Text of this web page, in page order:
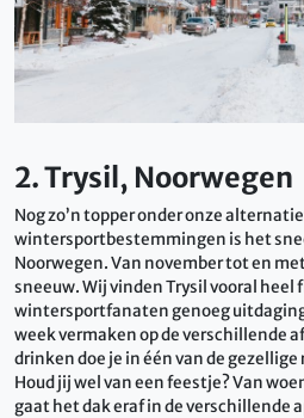
2. Trysil, Noorwegen
Nog zo’n topper onder onze
wintersportbestemmingen is het
Noorwegen. Van november tot en
sneeuw. Wij vinden Trysil vooral heel
wintersportfanaten genoeg
week vermaken op de verschillende
drinken doe je in één van de
Houd jij wel van een feestje? Van
gaat het dak eraf in de verschillende